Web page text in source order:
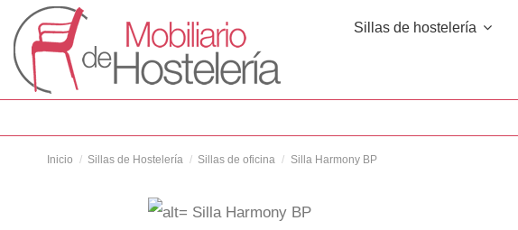
Sillas de hostelería
Inicio Sillas de Hostelería Sillas de oficina Silla Harmony BP